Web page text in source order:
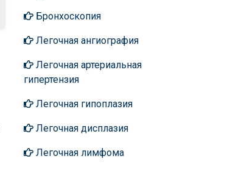
Бронхоскопия
Легочная ангиография
Легочная артериальная
гипертензия
Легочная гипоплазия
Легочная дисплазия
Легочная лимфома